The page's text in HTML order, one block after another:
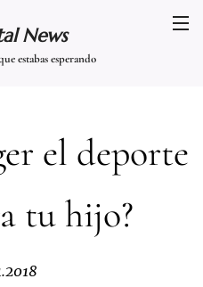
News
estabas esperando
el deporte
tu hijo?